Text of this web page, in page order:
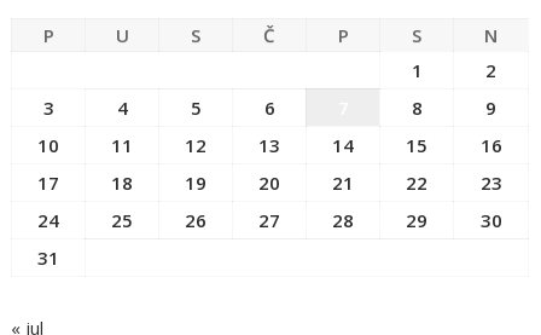
P U S Č P S
N
1
2
3
4 5 6 8
9
10
11 12 13 14 15
16
17
18 19 20 21 22
23
24
25 26 27 28 29
30
31
« jul